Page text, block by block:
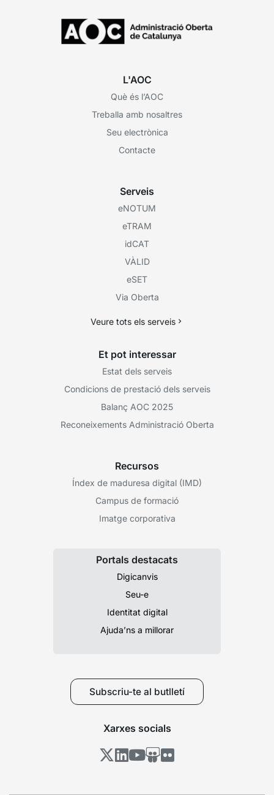
L'AOC
Què és l’AOC
Treballa amb nosaltres
Seu electrònica
Contacte
Serveis
eNOTUM
eTRAM
idCAT
VÀLID
eSET
Via Oberta
Veure tots els serveis
Et pot interessar
Estat dels serveis
Condicions de prestació dels serveis
Balanç AOC 2025
Reconeixements Administració Oberta
Recursos
Índex de maduresa digital (IMD)
Campus de formació
Imatge corporativa
Portals destacats
Digicanvis
Seu-e
Identitat digital
Ajuda’ns a millorar
Subscriu-te al butlletí
Xarxes socials